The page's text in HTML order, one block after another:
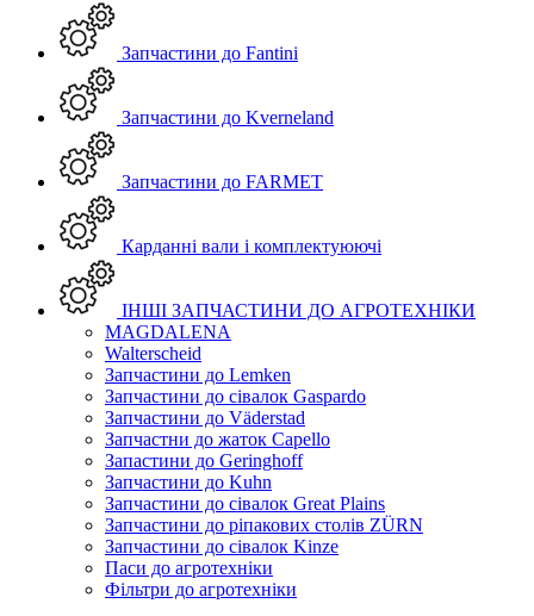
Запчастини до Fantini
Запчастини до Kverneland
Запчастини до FARMET
Карданні вали і комплектуюючі
ІНШІ ЗАПЧАСТИНИ ДО АГРОТЕХНІКИ
MAGDALENA
Walterscheid
Запчастини до Lemken
Запчастини до сівалок Gaspardo
Запчастини до Väderstad
Запчастни до жаток Capello
Запастини до Geringhoff
Запчастини до Kuhn
Запчастини до сівалок Great Plains
Запчастини до ріпакових столів ZÜRN
Запчастини до сівалок Kinze
Паси до агротехніки
Фільтри до агротехніки